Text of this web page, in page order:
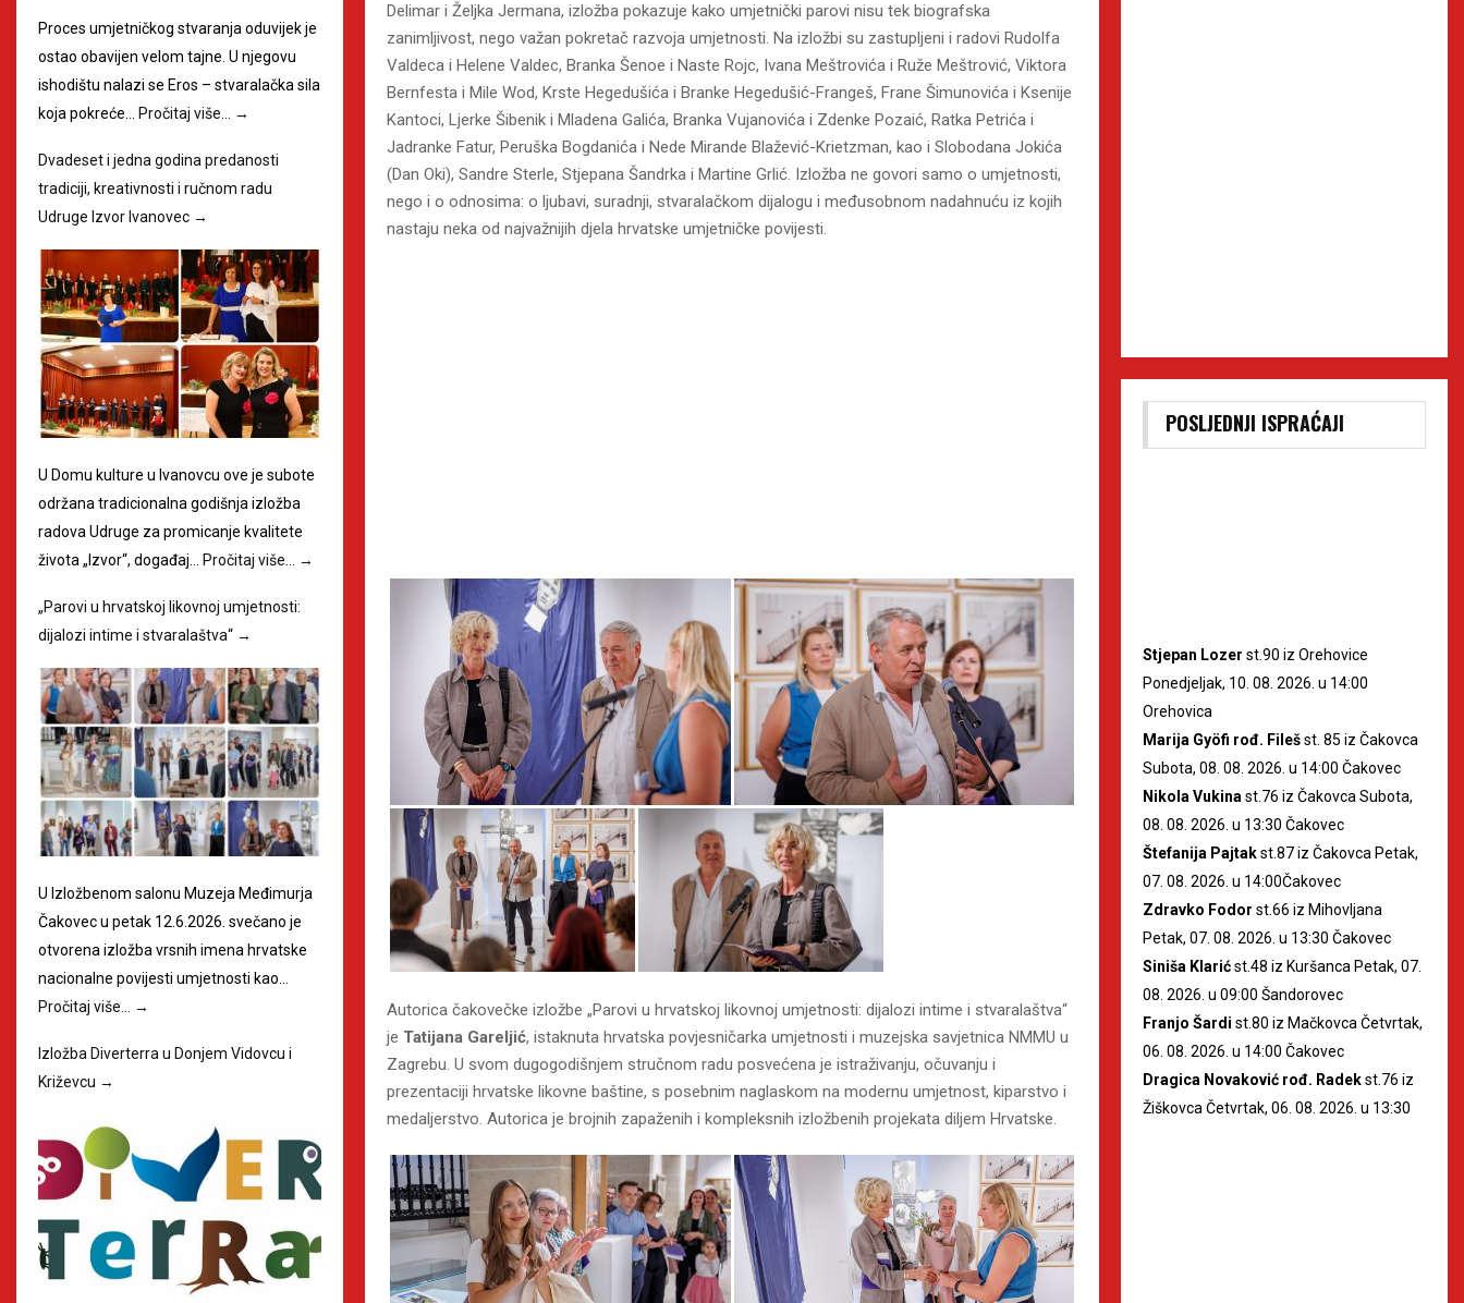
Delimar i Željka Jermana, izložba pokazuje kako umjetnički parovi nisu tek biografska
zanimljivost, nego važan pokretač razvoja umjetnosti. Na izložbi su zastupljeni i radovi Rudolfa
Valdeca i Helene Valdec, Branka Šenoe i Naste Rojc, Ivana Meštrovića i Ruže Meštrović, Viktora
Bernfesta i Mile Wod, Krste Hegedušića i Branke Hegedušić-Frangeš, Frane Šimunovića i Ksenije
Kantoci, Ljerke Šibenik i Mladena Galića, Branka Vujanovića i Zdenke Pozaić, Ratka Petrića i
Jadranke Fatur, Peruška Bogdanića i Nede Mirande Blažević-Krietzman, kao i Slobodana Jokića
(Dan Oki), Sandre Sterle, Stjepana Šandrka i Martine Grlić. Izložba ne govori samo o umjetnosti,
nego i o odnosima: o ljubavi, suradnji, stvaralačkom dijalogu i međusobnom nadahnuću iz kojih
nastaju neka od najvažnijih djela hrvatske umjetničke povijesti.
Autorica čakovečke izložbe „Parovi u hrvatskoj likovnoj umjetnosti: dijalozi intime i stvaralaštva“
je Tatijana Gareljić, istaknuta hrvatska povjesničarka umjetnosti i muzejska savjetnica NMMU u
Zagrebu. U svom dugogodišnjem stručnom radu posvećena je istraživanju, očuvanju i
prezentaciji hrvatske likovne baštine, s posebnim naglaskom na modernu umjetnost, kiparstvo i
medaljerstvo. Autorica je brojnih zapaženih i kompleksnih izložbenih projekata diljem Hrvatske.
Proces umjetničkog stvaranja oduvijek je
ostao obavijen velom tajne. U njegovu
ishodištu nalazi se Eros – stvaralačka sila
koja pokreće… Pročitaj više… →
Dvadeset i jedna godina predanosti
tradiciji, kreativnosti i ručnom radu
Udruge Izvor Ivanovec →
U Domu kulture u Ivanovcu ove je subote
održana tradicionalna godišnja izložba
radova Udruge za promicanje kvalitete
života „Izvor“, događaj…
Pročitaj više… →
„Parovi u hrvatskoj likovnoj umjetnosti:
dijalozi intime i stvaralaštva“ →
U Izložbenom salonu Muzeja Međimurja
Čakovec u petak 12.6.2026. svečano je
otvorena izložba vrsnih imena hrvatske
nacionalne povijesti umjetnosti kao…
Pročitaj više…
→
Izložba Diverterra u Donjem Vidovcu i
Križevcu →
POSLJEDNJI ISPRAĆAJI
Stjepan Lozer st.90 iz Orehovice
Ponedjeljak, 10. 08. 2026. u 14:00
Orehovica
Marija Gyöfi rođ. Filešst. 85 iz Čakovca
Subota, 08. 08. 2026. u 14:00 Čakovec
Nikola Vukina st.76 iz Čakovca Subota,
08. 08. 2026. u 13:30 Čakovec
Štefanija Pajtakst.87 iz Čakovca Petak,
07. 08. 2026. u 14:00Čakovec
Zdravko Fodor st.66 iz Mihovljana
Petak, 07. 08. 2026. u 13:30 Čakovec
Siniša Klarićst.48 iz Kuršanca Petak, 07.
08. 2026. u 09:00 Šandorovec
Franjo Šardi st.80 iz Mačkovca Četvrtak,
06. 08. 2026. u 14:00 Čakovec
Dragica Novaković rođ. Radekst.76 iz
Žiškovca Četvrtak, 06. 08. 2026. u 13:30